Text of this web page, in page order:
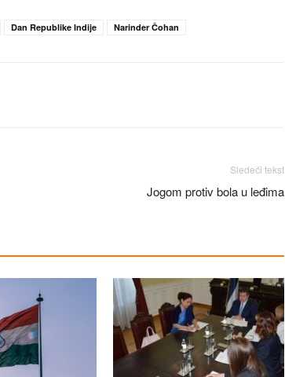
Dan Republike Indije Narinder Čohan
Sledeći tekst
Jogom protiv bola u leđima